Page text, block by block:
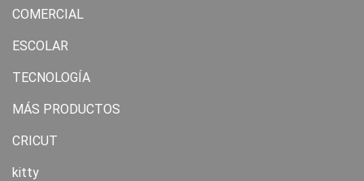
COMERCIAL
ESCOLAR
TECNOLOGÍA
MÁS PRODUCTOS
CRICUT
kitty